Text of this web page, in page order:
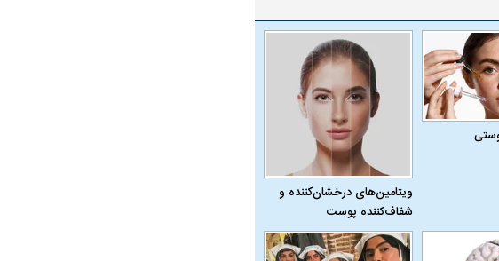
ویتامین‌های درخشان‌کننده و
شفاف‌کننده پوست